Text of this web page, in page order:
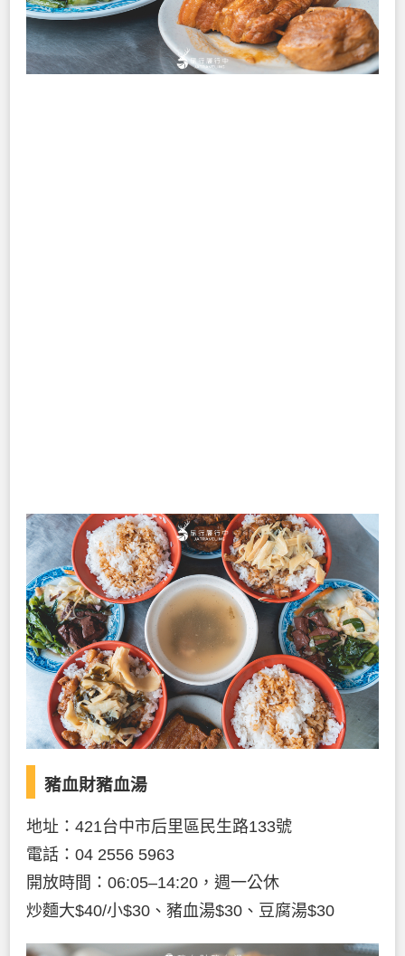
豬血財豬血湯
地址：421台中市后里區民生路133號
電話：04 2556 5963
開放時間：06:05–14:20，週一公休
炒麵大$40/小$30、豬血湯$30、豆腐湯$30